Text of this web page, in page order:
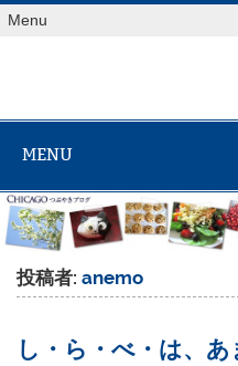
Skip
toMenu
MENU
投稿者:anemo
し・ら・べ・は、